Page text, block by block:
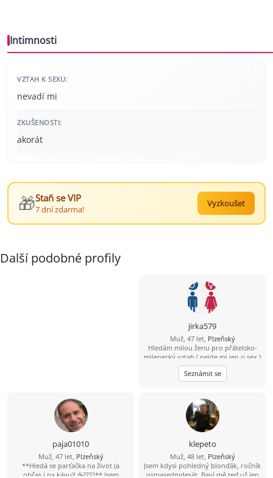
Intimnosti
VZTAH K SEXU:
nevadí mi
ZKUŠENOSTI:
akorát
🎁Staň se VIP
7 dní zdarma!
Vyzkoušet
Další podobné profily
jirka579
Muž, 47 let, Plzeňský
Hledám milou ženu pro přátelsko-
milenecký vztah ( nejde mi jen o sex )
bez narušení soukromí, mám rodinu
a nechci opustit děti . Prostě
potřebuji utéct od stereotypu
Seznámit se
paja01010
Muž, 47 let, Plzeňský
**Hledá se parťačka na život (a
občas i na kávu)! ☕????** Jsem
klepeto
Muž, 48 let, Plzeňský
Jsem kdysi pohledný blonďák, ročník
osmasedmdesát. Baví mě teď už jen